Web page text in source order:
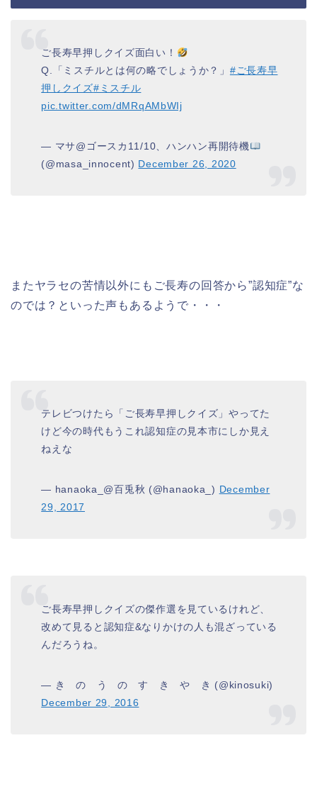
ご長寿早押しクイズ面白い！
Q.「ミスチルとは何の略でしょうか？」 #ご長寿早
押しクイズ#ミスチル
pic.twitter.com/dMRqAMbWIj
— マサ@ゴースカ11/10、ハンハン再開待機
(@masa_innocent) December 26, 2020
またヤラセの苦情以外にもご長寿の回答から”認知症”な
のでは？といった声もあるようで・・・
テレビつけたら「ご長寿早押しクイズ」やってた
けど今の時代もうこれ認知症の見本市にしか見え
ねえな
— hanaoka_@百兎秋 (@hanaoka_) December
29, 2017
ご長寿早押しクイズの傑作選を見ているけれど、
改めて見ると認知症&なりかけの人も混ざっている
んだろうね。
— き の う の す き や き (@kinosuki)
December 29, 2016